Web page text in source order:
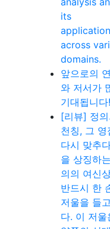
its
across
domains.
앞으로의
와 저서가
기대됩니다!
[리뷰] 정
천칭, 그 영
다시 맞추
을 상징하
의의 여신
반드시 한
저울을 들
다. 이 저울